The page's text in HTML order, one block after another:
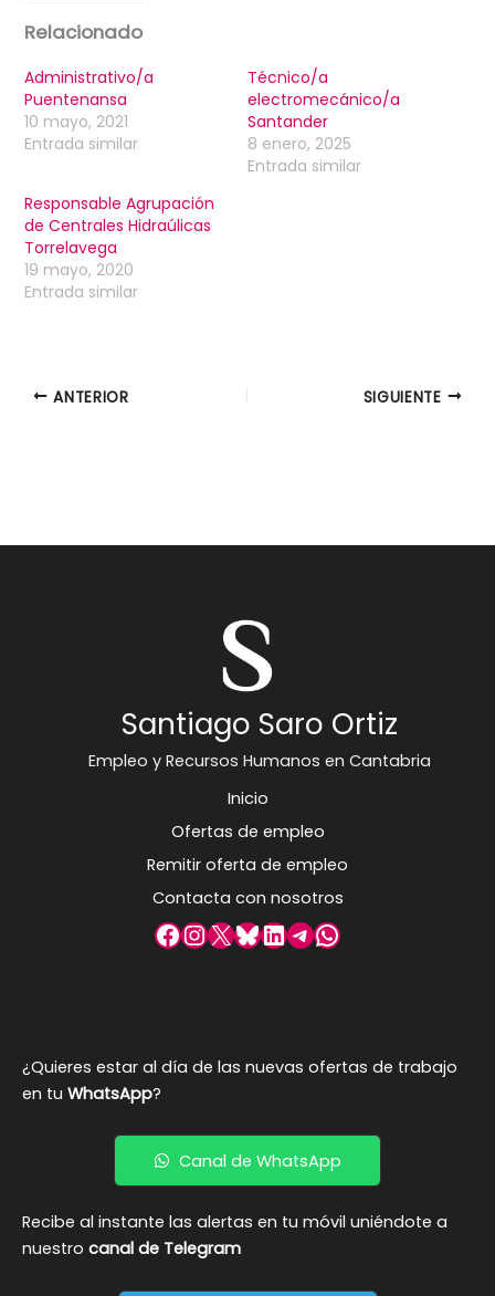
Relacionado
Administrativo/a
Puentenansa
10 mayo, 2021
Entrada similar
Técnico/a
electromecánico/a
Santander
8 enero, 2025
Entrada similar
Responsable Agrupación
de Centrales Hidraúlicas
Torrelavega
19 mayo, 2020
Entrada similar
ANTERIOR SIGUIENTE
Santiago Saro Ortiz
Empleo y Recursos Humanos en Cantabria
Inicio
Ofertas de empleo
Remitir oferta de empleo
Contacta con nosotros
Facebook
Instagram
X Bluesky
LinkedIn
Telegram
WhatsApp
¿Quieres estar al día de las nuevas ofertas de trabajo
en tu WhatsApp?
Canal de WhatsApp
Recibe al instante las alertas en tu móvil uniéndote a
nuestro canal de Telegram